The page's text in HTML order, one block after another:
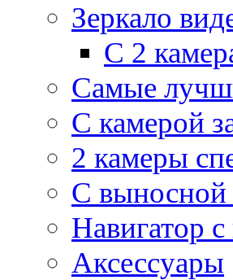
Зеркало
С 2
Самые
С камерой
2 камеры
С выносной
Навигатор
Аксессуары